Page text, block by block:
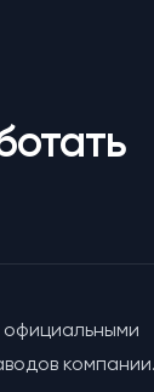
официальными
компании.